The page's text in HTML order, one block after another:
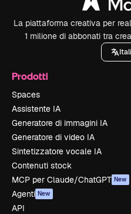
La piattaforma creativa per
1 milione di abbonati tra
Prodotti
Spaces
Assistente IA
Generatore di immagini IA
Generatore di video IA
Sintetizzatore vocale IA
Contenuti stock
MCP per Claude/ChatGPT New
Agenti New
API